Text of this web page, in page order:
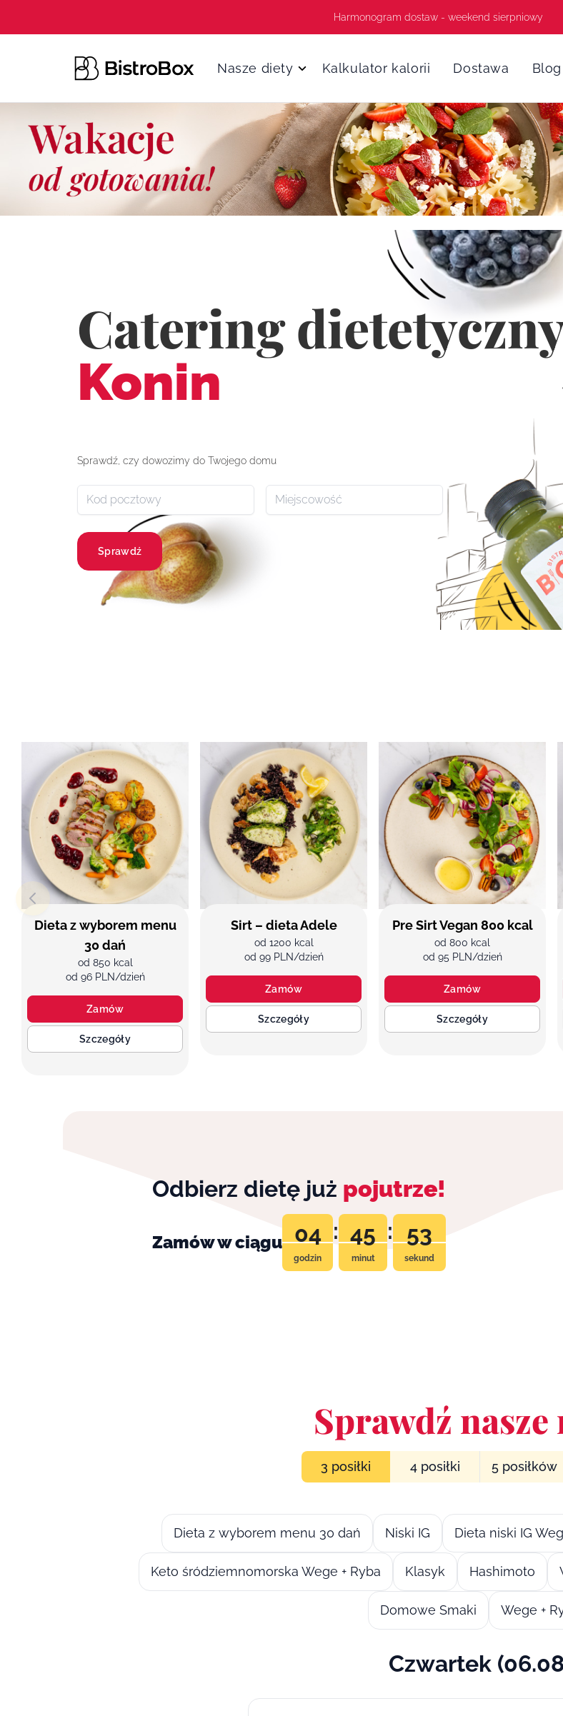
Harmonogram dostaw - weekend sierpniowy
Nasze diety Kalkulator kalorii Dostawa Blog
Catering
Konin
Sprawdź, czy dowozimy do Twojego domu
Sprawdź
Dieta z wyborem menu
30 dań
od 850 kcal
od 96 PLN/dzień
Zamów
Szczegóły
Sirt – dieta Adele
od 1200 kcal
od 99 PLN/dzień
Zamów
Szczegóły
Pre Sirt Vegan 800 kcal
od 800 kcal
od 95 PLN/dzień
Zamów
Szczegóły
Odbierz dietę już pojutrze!
Zamów w ciągu 04
godzin
: 45
minut
: 52
sekund
Sprawdź nasze
3 posiłki 4 posiłki 5 posiłków
Dieta z wyborem menu 30 dań Niski IG Dieta niski IG
Keto śródziemnomorska Wege + Ryba Klasyk Hashimoto
Domowe Smaki Wege +
Czwartek